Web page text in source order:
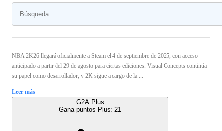
NBA 2K26 llegará oficialmente a Steam el 4 de septiembre de 2025, con acceso
anticipado a partir del 29 de agosto para ciertas ediciones. Visual Concepts continúa
su papel como desarrollador, y 2K sigue a cargo de la ...
Leer más
G2A Plus
Gana puntos Plus: 21